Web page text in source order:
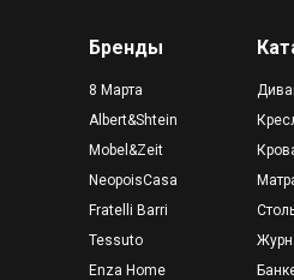
Бренды
Mobel&Zeit
Tessuto
8 Марта
Fratelli Barri
Enza Home
Albert&Shtein
NeopoisCasa